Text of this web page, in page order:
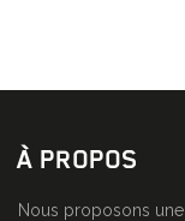
À PROPOS
Nous proposons